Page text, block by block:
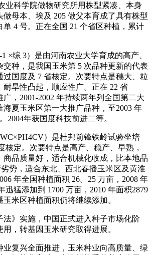
科学院做物研究所用株型紧凑、本身
做母本、埃及 205 做父本育成了具有株型
单 4 号。正在全国 21 个省区种植，累计
综 3）是由河南农业大学育成的高产、
交种，是我国玉米第 5 次品种更新的代表
过国度及 7 省核定。次要特点是穗大、粒
耐旱性凸起，顺应性广。正在 22 省
广，2001-2002 年持续两年列全国第二大
海夏玉米区第一大推广品种，至2003 年
2004年获国度科技前进二等。
）是杜邦前锋铁岭试验坐培
核定。次要特点是高产、稳产、早熟，
商品质量好，适合机械化收成，比本地品
势，适合东北、西北春播玉米区及黄淮
年全国种植面积 26。25 万亩，2008 年
迅猛添加到 1700 万亩，2010 年面积2879
米区种植面积仍将继续添加。
》实施，中国正式进入种子市场化阶
，转基因玉米研究取得进展。
复兴全面推进，玉米种业向高质量、绿